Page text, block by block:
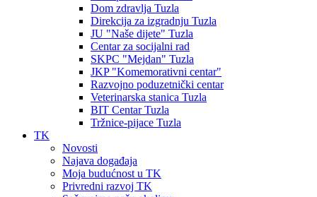
Dom zdravlja Tuzla
Direkcija za izgradnju Tuzla
JU "Naše dijete" Tuzla
Centar za socijalni rad
SKPC "Mejdan" Tuzla
JKP "Komemorativni centar"
Razvojno poduzetnički centar
Veterinarska stanica Tuzla
BIT Centar Tuzla
Tržnice-pijace Tuzla
TK
Novosti
Najava događaja
Moja budućnost u TK
Privredni razvoj TK